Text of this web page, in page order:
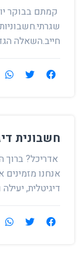
קמתם בבוקר
חייב.השאלה
חשבונית
אדריכל? ברוך
אנחנו
דיגיטלית, יעילה